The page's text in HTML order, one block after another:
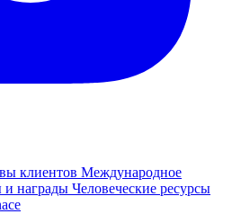
клиентов Международное
и награды Человеческие ресурсы